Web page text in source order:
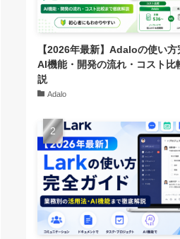
【2026年最新】Adaloの使い方
AI機能・開発の流れ・コスト比
説
Adalo